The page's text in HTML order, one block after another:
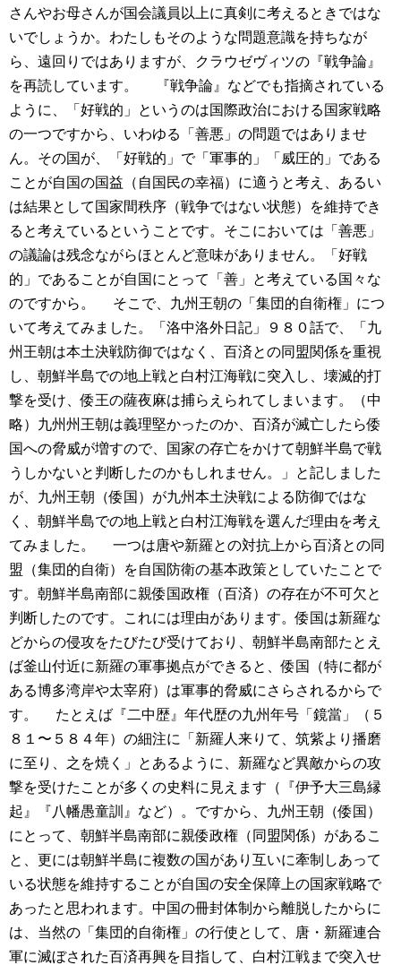
さんやお母さんが国会議員以上に真剣に考えるときではな
いでしょうか。わたしもそのような問題意識を持ちなが
ら、遠回りではありますが、クラウゼヴィツの『戦争論』
を再読しています。
『戦争論』などでも指摘されている
ように、「好戦的」というのは国際政治における国家戦略
の一つですから、いわゆる「善悪」の問題ではありませ
ん。その国が、「好戦的」で「軍事的」「威圧的」である
ことが自国の国益（自国民の幸福）に適うと考え、あるい
は結果として国家間秩序（戦争ではない状態）を維持でき
ると考えているということです。そこにおいては「善悪」
の議論は残念ながらほとんど意味がありません。「好戦
的」であることが自国にとって「善」と考えている国々な
のですから。
そこで、九州王朝の「集団的自衛権」につ
いて考えてみました。「洛中洛外日記」９８０話で、「九
州王朝は本土決戦防御ではなく、百済との同盟関係を重視
し、朝鮮半島での地上戦と白村江海戦に突入し、壊滅的打
撃を受け、倭王の薩夜麻は捕らえられてしまいます。（中
略）九州州王朝は義理堅かったのか、百済が滅亡したら倭
国への脅威が増すので、国家の存亡をかけて朝鮮半島で戦
うしかないと判断したのかもしれません。」と記しました
が、九州王朝（倭国）が九州本土決戦による防御ではな
く、朝鮮半島での地上戦と白村江海戦を選んだ理由を考え
てみました。
一つは唐や新羅との対抗上から百済との同
盟（集団的自衛）を自国防衛の基本政策としていたことで
す。朝鮮半島南部に親倭国政権（百済）の存在が不可欠と
判断したのです。これには理由があります。倭国は新羅な
どからの侵攻をたびたび受けており、朝鮮半島南部たとえ
ば釜山付近に新羅の軍事拠点ができると、倭国（特に都が
ある博多湾岸や太宰府）は軍事的脅威にさらされるからで
す。
たとえば『二中歴』年代歴の九州年号「鏡當」（５
８１〜５８４年）の細注に「新羅人来りて、筑紫より播磨
に至り、之を焼く」とあるように、新羅など異敵からの攻
撃を受けたことが多くの史料に見えます（『伊予大三島縁
起』『八幡愚童訓』など）。ですから、九州王朝（倭国）
にとって、朝鮮半島南部に親倭政権（同盟関係）があるこ
と、更には朝鮮半島に複数の国があり互いに牽制しあって
いる状態を維持することが自国の安全保障上の国家戦略で
あったと思われます。中国の冊封体制から離脱したからに
は、当然の「集団的自衛権」の行使として、唐・新羅連合
軍に滅ぼされた百済再興を目指して、白村江戦まで突入せ